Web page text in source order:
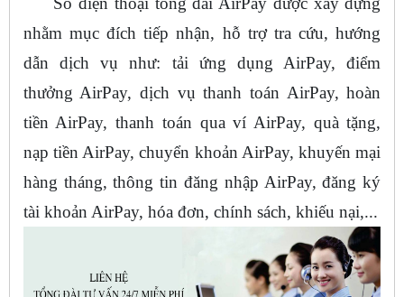
nhằm mục đích tiếp nhận, hỗ trợ tra cứu, hướng
dẫn dịch vụ như: tải ứng dụng AirPay, điểm
thưởng AirPay, dịch vụ thanh toán AirPay, hoàn
tiền AirPay, thanh toán qua ví AirPay, quà tặng,
nạp tiền AirPay, chuyển khoản AirPay, khuyến mại
hàng tháng, thông tin đăng nhập AirPay, đăng ký
tài khoản AirPay, hóa đơn, chính sách, khiếu nại,...